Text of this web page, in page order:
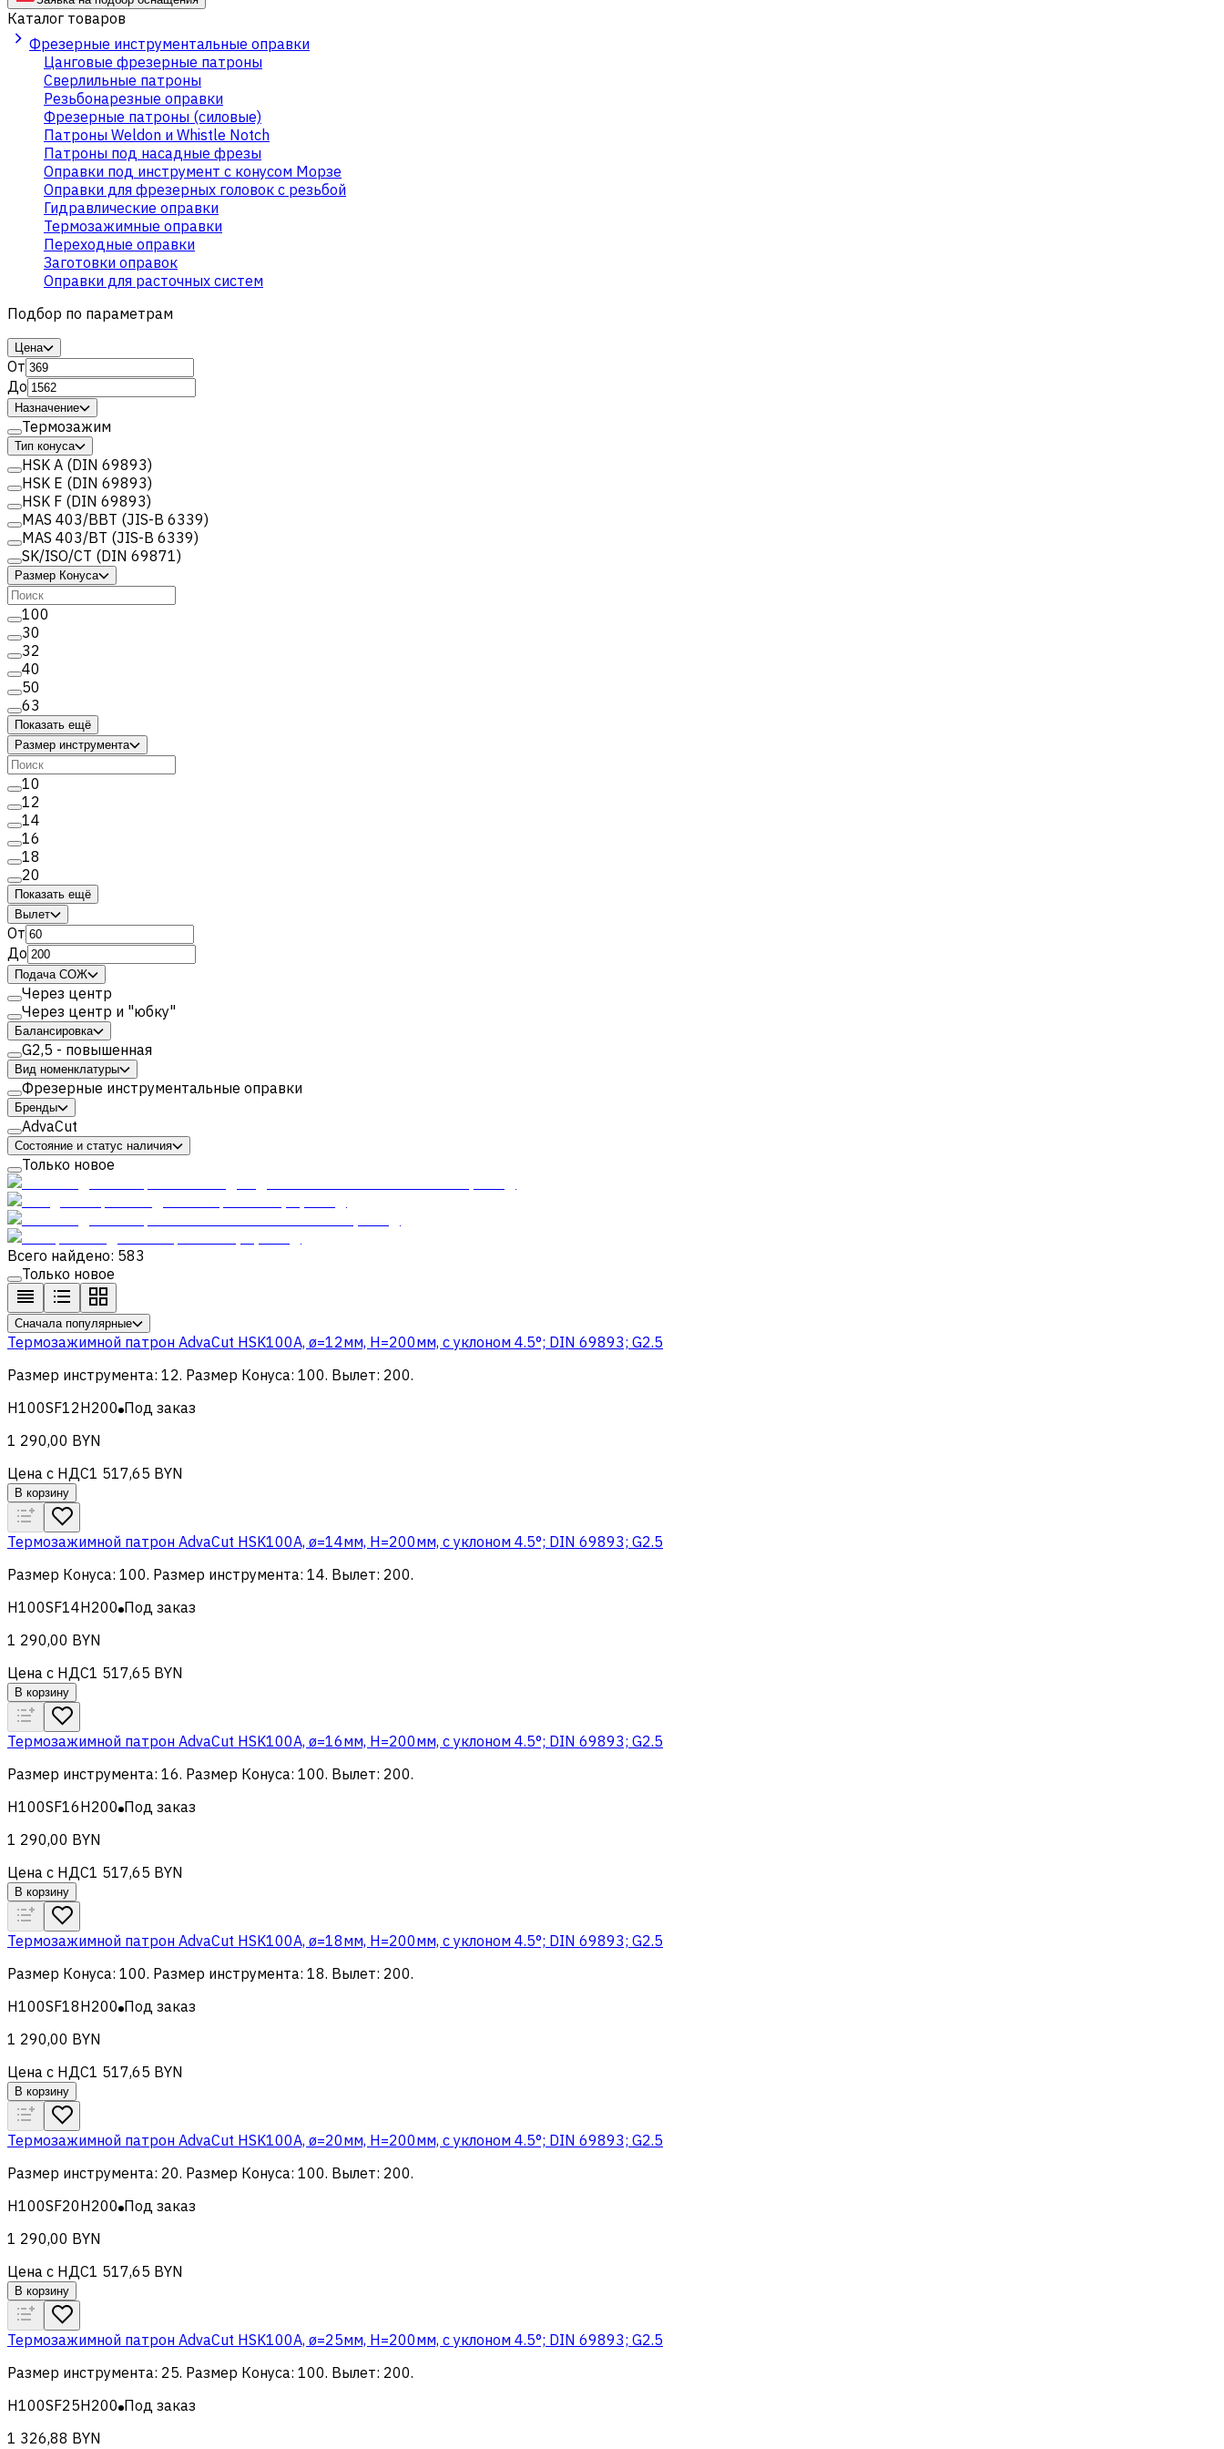
Каталог товаров
Фрезерные инструментальные оправки
Цанговые фрезерные патроны
Сверлильные патроны
Резьбонарезные оправки
Фрезерные патроны (силовые)
Патроны Weldon и Whistle Notch
Патроны под насадные фрезы
Оправки под инструмент с конусом Морзе
Оправки для фрезерных головок с резьбой
Гидравлические оправки
Термозажимные оправки
Переходные оправки
Заготовки оправок
Оправки для расточных систем
Подбор по параметрам
Цена
От
До
Назначение
Термозажим
Тип конуса
HSK A (DIN 69893)
HSK E (DIN 69893)
HSK F (DIN 69893)
MAS 403/BBT (JIS-B 6339)
MAS 403/BT (JIS-B 6339)
SK/ISO/CT (DIN 69871)
Размер Конуса
100
30
32
40
50
63
Показать ещё
Размер инструмента
10
12
14
16
18
20
Показать ещё
Вылет
От
До
Подача СОЖ
Через центр
Через центр и "юбку"
Балансировка
G2,5 - повышенная
Вид номенклатуры
Фрезерные инструментальные оправки
Бренды
AdvaCut
Состояние и статус наличия
Только новое
Всего найдено: 583
Только новое
Сначала популярные
Термозажимной патрон AdvaCut HSK100A, ø=12мм, H=200мм, с уклоном 4.5°; DIN 69893; G2.5
Размер инструмента: 12. Размер Конуса: 100. Вылет: 200.
H100SF12H200 Под заказ
1 290,00 BYN
Цена с НДС1 517,65 BYN
В корзину
Термозажимной патрон AdvaCut HSK100A, ø=14мм, H=200мм, с уклоном 4.5°; DIN 69893; G2.5
Размер Конуса: 100. Размер инструмента: 14. Вылет: 200.
H100SF14H200 Под заказ
1 290,00 BYN
Цена с НДС1 517,65 BYN
В корзину
Термозажимной патрон AdvaCut HSK100A, ø=16мм, H=200мм, с уклоном 4.5°; DIN 69893; G2.5
Размер инструмента: 16. Размер Конуса: 100. Вылет: 200.
H100SF16H200 Под заказ
1 290,00 BYN
Цена с НДС1 517,65 BYN
В корзину
Термозажимной патрон AdvaCut HSK100A, ø=18мм, H=200мм, с уклоном 4.5°; DIN 69893; G2.5
Размер Конуса: 100. Размер инструмента: 18. Вылет: 200.
H100SF18H200 Под заказ
1 290,00 BYN
Цена с НДС1 517,65 BYN
В корзину
Термозажимной патрон AdvaCut HSK100A, ø=20мм, H=200мм, с уклоном 4.5°; DIN 69893; G2.5
Размер инструмента: 20. Размер Конуса: 100. Вылет: 200.
H100SF20H200 Под заказ
1 290,00 BYN
Цена с НДС1 517,65 BYN
В корзину
Термозажимной патрон AdvaCut HSK100A, ø=25мм, H=200мм, с уклоном 4.5°; DIN 69893; G2.5
Размер инструмента: 25. Размер Конуса: 100. Вылет: 200.
H100SF25H200 Под заказ
1 326,88 BYN